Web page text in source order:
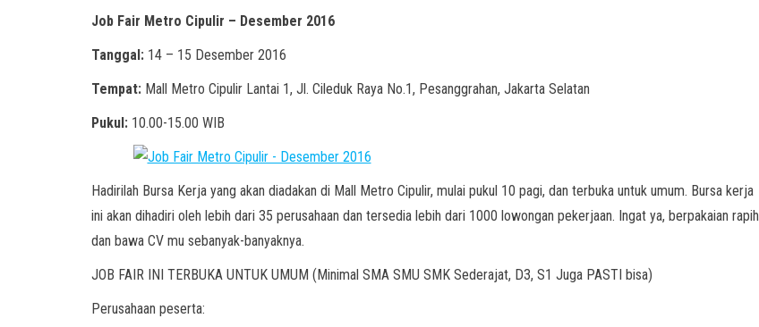
Job Fair Metro Cipulir – Desember 2016
Tanggal: 14 – 15 Desember 2016
Tempat: Mall Metro Cipulir Lantai 1, Jl. Cileduk Raya No.1, Pesanggrahan, Jakarta Selatan
Pukul: 10.00-15.00 WIB
Hadirilah Bursa Kerja yang akan diadakan di Mall Metro Cipulir, mulai pukul 10 pagi, dan terbuka untuk umum. Bursa kerja
ini akan dihadiri oleh lebih dari 35 perusahaan dan tersedia lebih dari 1000 lowongan pekerjaan. Ingat ya, berpakaian rapih
dan bawa CV mu sebanyak-banyaknya.
JOB FAIR INI TERBUKA UNTUK UMUM (Minimal SMA SMU SMK Sederajat, D3, S1 Juga PASTI bisa)
Perusahaan peserta: